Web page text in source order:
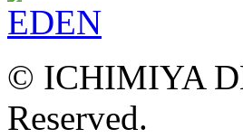
© ICHIMIYA
Reserved.